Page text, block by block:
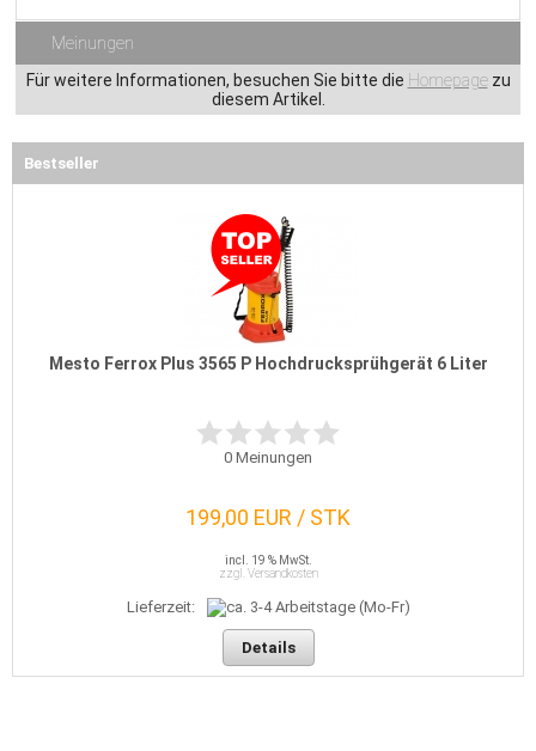
Meinungen
Für weitere Informationen, besuchen Sie bitte die Homepagezu
diesem Artikel.
Bestseller
Mesto Ferrox Plus 3565 P Hochdrucksprühgerät 6 Liter
0 Meinungen
199,00 EUR / STK
incl. 19 % MwSt.
zzgl. Versandkosten
Lieferzeit:
Details